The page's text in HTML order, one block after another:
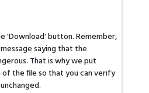
'Download' button. Remember,
saying that the
That is why we put
the file so that you can verify